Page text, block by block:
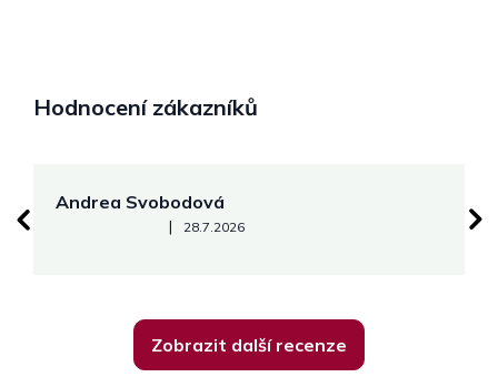
Hodnocení zákazníků
Andrea Svobodová
Hodnocení obchodu je 5 z 5 hvězdiček.
| 28.7.2026
Zobrazit další recenze